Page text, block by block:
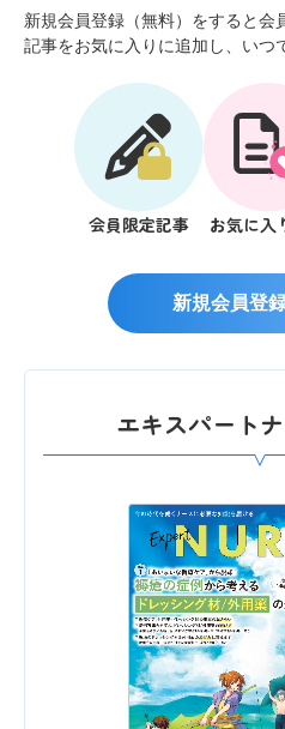
新規会員登録（無料）をすると会
記事をお気に入りに追加し、いつ
会員限定記事 お気に入
新規会員登
エキスパート